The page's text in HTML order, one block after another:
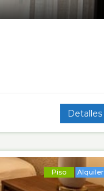
Detalles
Alquiler
Piso